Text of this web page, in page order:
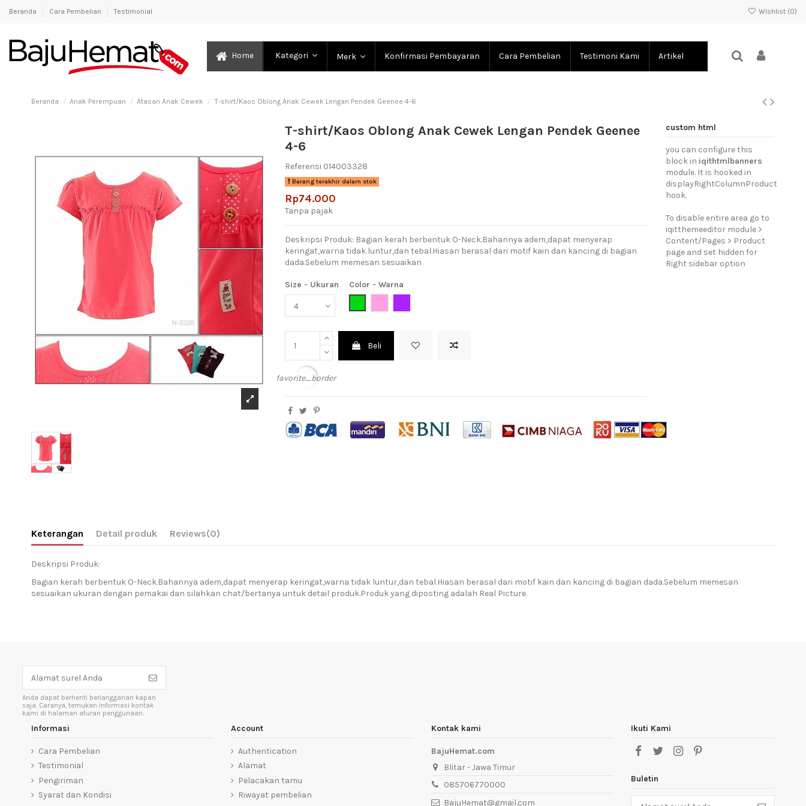
Beranda Cara Pembelian Testimonial Wishlist (0)
Home Kategori Merk Konfirmasi Pembayaran Cara Pembelian Testimoni Kami Artikel
Beranda Anak Perempuan Atasan Anak Cewek T-shirt/Kaos Oblong Anak Cewek Lengan Pendek Geenee 4-6
T-shirt/Kaos Oblong Anak Cewek Lengan Pendek Geenee
4-6
Referensi 014003328
Barang terakhir dalam stok
Rp74.000
Tanpa pajak
Deskripsi Produk: Bagian kerah berbentuk O-Neck.Bahannya adem,dapat menyerap
keringat,warna tidak luntur,dan tebal.Hiasan berasal dari motif kain dan kancing di bagian
dada.Sebelum memesan sesuaikan
Size - Ukuran
Color - Warna
Beli
favorite_border
custom html
you can configure this
block in iqithtmlbanners
module. It is hooked in
displayRightColumnProduct
hook.
To disable entire area go to
iqitthemeeditor module >
Content/Pages > Product
page and set hidden for
Right sidebar option
Keterangan Detail produk Reviews(0)
Deskripsi Produk:
Bagian kerah berbentuk O-Neck.Bahannya adem,dapat menyerap keringat,warna tidak luntur,dan tebal.Hiasan berasal dari motif kain dan kancing di bagian dada.Sebelum memesan
sesuaikan ukuran dengan pemakai dan silahkan chat/bertanya untuk detail produk.Produk yang diposting adalah Real Picture.
Anda dapat berhenti berlangganan kapan
saja. Caranya, temukan informasi kontak
kami di halaman aturan penggunaan.
Informasi
Cara Pembelian
Testimonial
Pengiriman
Syarat dan Kondisi
Account
Authentication
Alamat
Pelacakan tamu
Riwayat pembelian
Kontak kami
BajuHemat.com
Blitar - Jawa Timur
085706770000
BajuHemat@gmail.com
Ikuti Kami
Buletin